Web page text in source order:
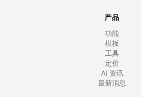
产品
功能
模板
工具
定价
AI 资讯
最新消息